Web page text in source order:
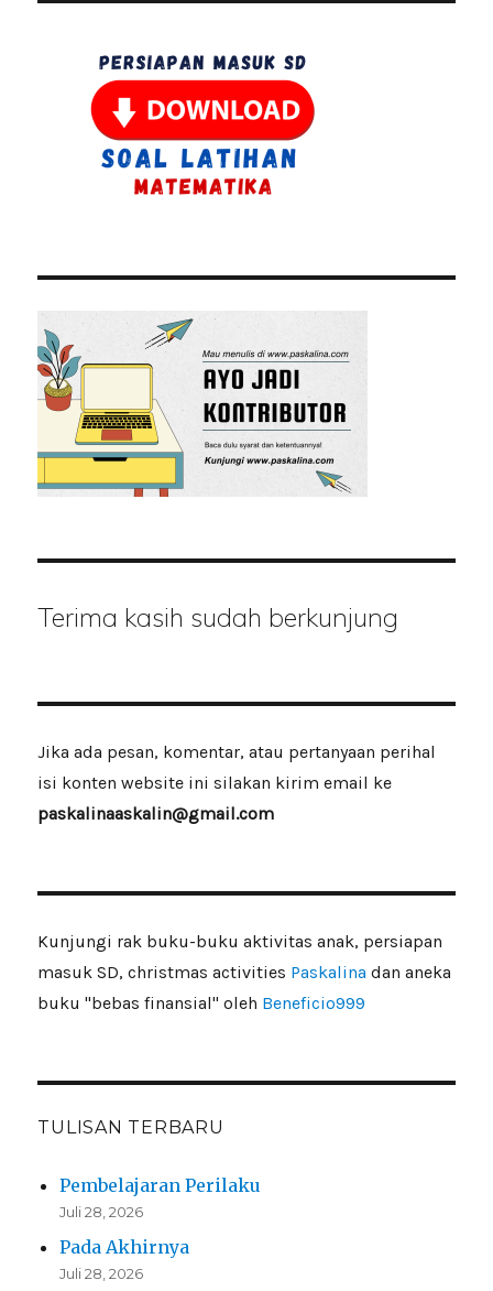
Terima kasih sudah berkunjung
Jika ada pesan, komentar, atau pertanyaan perihal
isi konten website ini silakan kirim email ke
paskalinaaskalin@gmail.com
Kunjungi rak buku-buku aktivitas anak, persiapan
masuk SD, christmas activities Paskalinadan aneka
buku "bebas finansial" oleh Beneficio999
TULISAN TERBARU
Pembelajaran Perilaku
Juli 28, 2026
Pada Akhirnya
Juli 28, 2026